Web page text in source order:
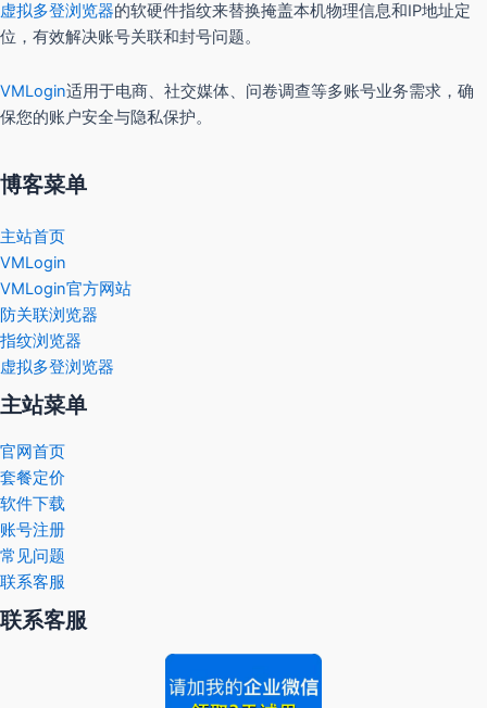
虚拟多登浏览器的软硬件指纹来替换掩盖本机物理信息和IP地址定
位，有效解决账号关联和封号问题。
VMLogin适用于电商、社交媒体、问卷调查等多账号业务需求，确
保您的账户安全与隐私保护。
博客菜单
主站首页
VMLogin
VMLogin官方网站
防关联浏览器
指纹浏览器
虚拟多登浏览器
主站菜单
官网首页
套餐定价
软件下载
账号注册
常见问题
联系客服
联系客服